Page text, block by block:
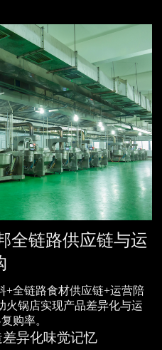
全链路供应链与运
+全链路食材供应链+运营陪
火锅店实现产品差异化与运
购率。
异化味觉记忆